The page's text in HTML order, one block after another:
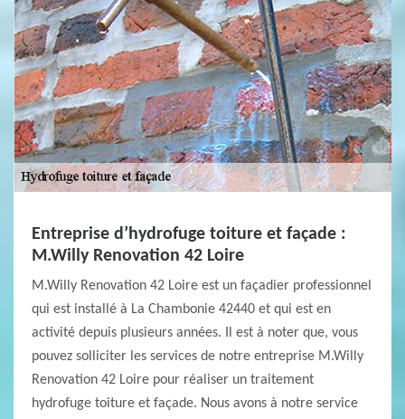
Entreprise d’hydrofuge toiture et façade :
M.Willy Renovation 42 Loire
M.Willy Renovation 42 Loire est un façadier professionnel
qui est installé à La Chambonie 42440 et qui est en
activité depuis plusieurs années. Il est à noter que, vous
pouvez solliciter les services de notre entreprise M.Willy
Renovation 42 Loire pour réaliser un traitement
hydrofuge toiture et façade. Nous avons à notre service